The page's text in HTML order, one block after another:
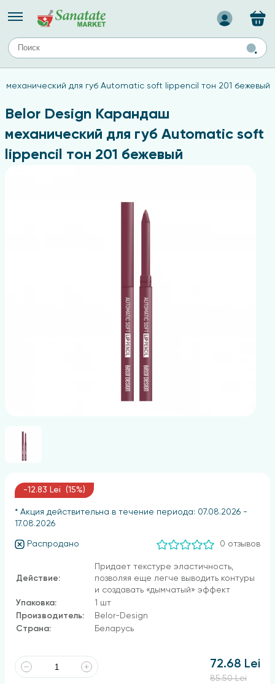
лица
Назад
ТИПЫ КОЖИ
Средства для комбинированной кожи
Средства для проблемной кожи
Средства для жирной кожи
Средства для чувствительной кожи
механический для губ Automatic soft lippencil тон 201 бежевый
Belor Design Карандаш
механический для губ Automatic soft
lippencil тон 201 бежевый
-12.83 Lei (15%)
* Акция действительна в течение периода: 07.08.2026 -
17.08.2026
Распродано 0 отзывов
Действие:
Придает текстуре эластичность,
позволяя еще легче выводить контуры
и создавать «дымчатый» эффект
Упаковка:
1 шт
Производитель:
Belor-Design
Страна:
Беларусь
72.68 Lei
85.50 Lei